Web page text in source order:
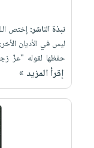
نبذة الناشر:إختص
ليس في الأديان
حفظها لقوله "عزّ
إقرأ المزيد »